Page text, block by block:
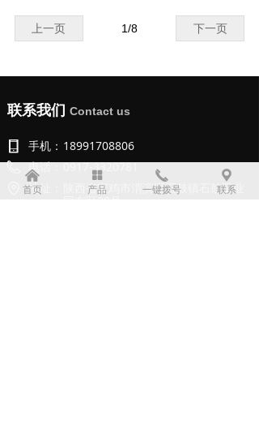
上一页 下一页
1/8
联系我们 Contact us
手机： 18991708806
电话：0917-3320781
地址：
陕西省宝鸡市渭滨区石鼓镇石鼓工业
낀
首页
넒
产品
끅
一键拨号
끇
联系